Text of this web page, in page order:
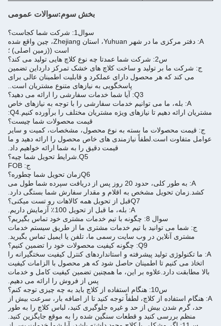
بخش سوم:سوالات عمومی
سوال1: شرکت شما کجاست؟
A: دفتر مرکزی ما در شهر Yuhuan، استان Zhejiang، چین واقع شده
است ((زمین اصلی) ؛
س2: شرکت شما عمدتا چه نوع کلاچ هایی تولید می کند؟
ج: شرکت ما بر تولید و ساخت کلاچ های خشک تمرکز دارداین تضمین
می کند که هر محصول دارای عملکرد و قابلیت اطمینان عالی برای
پاسخگویی به نیازهای متنوع مشتریان است..
Q3: آیا شما خدمات سفارشی را ارائه می دهید؟
A: بله، ما می توانیم خدمات سفارشی را با توجه به نیازهای خاص
مشتریان ارائه دهیم تا نیازهای ویژه مشتریان مختلف را برآورده کنیم.
Q4:
قیمت محصولات شما چیست؟
ج: قیمت محصولات ما بسته به نوع محصول، مشخصات، کمیت و سایر
عوامل متفاوت است. لطفاً نیازمندی های خاص محصول را ارائه دهید و ما
قیمت دقیق را به شما ارائه خواهیم داد.
Q5. شرایط تحویل شما چيه؟
ج: FOB
Q6زمان تحویل شما چطوره؟
A: به طور کلی، حدود 20 روز پس از دریافت سپرده شما طول می
کشد. زمان تحویل مشخص به اقلام و مقدار سفارش شما بستگی دارد.
Q7قبل از تحویل همه کالاهات رو تست میکنی؟
A: بله، ما قبل از تحویل 100٪ آزمایش داریم.
سوال 8: چگونه با تیم خدمات مشتری خود تماس بگیریم؟
ج: شما می توانید با تیم خدمات مشتری ما از طریق سیستم خدمات
مشتری آنلاین در وب سایت رسمی ما، تلفن یا ایمیل تماس بگیرید.
Q9: چگونه کیفیت محصولات خود را تضمین کنیم؟
A: ما تکنولوژی تولید پیشرفته و استانداردهای کنترل کیفیت سختگیرانه را
اتخاذ می کنیم تا اطمینان حاصل شود که هر محصول با الزامات کیفیت
بالا مطابقت دارد. علاوه بر این، ما همچنین تضمین کیفیت کامل و خدمات
پس از فروش را ارائه می دهیم.
س10: هنگام استفاده از کلاچ باید به چه چیزی توجه کنم؟
A: هنگام استفاده از کلاچ، لطفاً توجه کنید تا از اضافه بار، سرعت بیش از
حد، گرم شدن بیش از حد و غیره جلوگیری کنید، لباس کلاچ را به طور
منظم بررسی کنید و قطعات سنگین شده را به موقع جایگزین کنید.